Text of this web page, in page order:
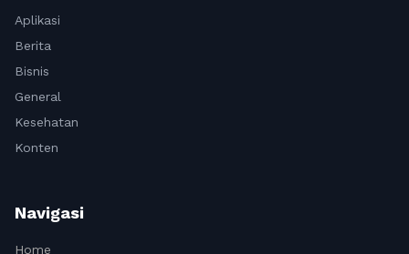
Aplikasi
Berita
Bisnis
General
Kesehatan
Konten
Navigasi
Home